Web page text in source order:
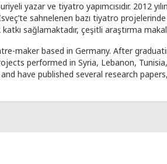
yazar ve tiyatro yapımcısıdır. 2012
sahnelenen bazı tiyatro projelerinde
sağlamaktadır, çeşitli araştırma
maker based in Germany. After
performed in Syria, Lebanon,
have published several research